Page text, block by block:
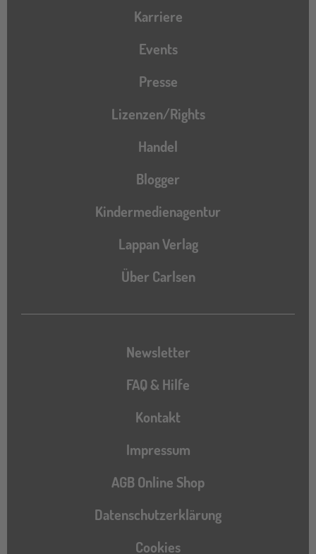
Karriere
Events
Presse
Lizenzen/Rights
Handel
Blogger
Kindermedienagentur
Lappan Verlag
Über Carlsen
Newsletter
FAQ & Hilfe
Kontakt
Impressum
AGB Online Shop
Datenschutzerklärung
Cookies